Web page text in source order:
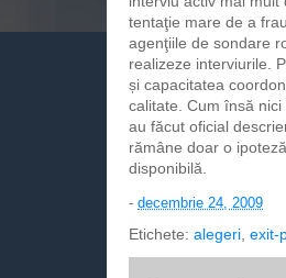
tentaţie mare de a
agenţiile de sondare
realizeze interviurile.
și capacitatea
calitate. Cum însă
au făcut oficial
rămâne doar o
disponibilă.
- decembrie 24, 2009
Etichete: alegeri exit-